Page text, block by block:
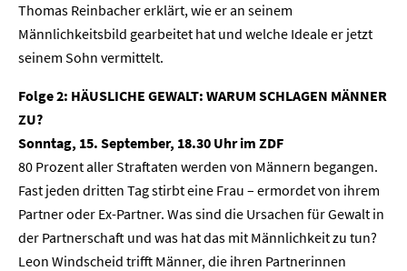
Thomas Reinbacher erklärt, wie er an seinem
Männlichkeitsbild gearbeitet hat und welche Ideale er jetzt
seinem Sohn vermittelt.
Folge 2: HÄUSLICHE GEWALT: WARUM SCHLAGEN MÄNNER
ZU?
Sonntag, 15. September, 18.30 Uhr im ZDF
80 Prozent aller Straftaten werden von Männern begangen.
Fast jeden dritten Tag stirbt eine Frau – ermordet von ihrem
Partner oder Ex-Partner. Was sind die Ursachen für Gewalt in
der Partnerschaft und was hat das mit Männlichkeit zu tun?
Leon Windscheid trifft Männer, die ihren Partnerinnen